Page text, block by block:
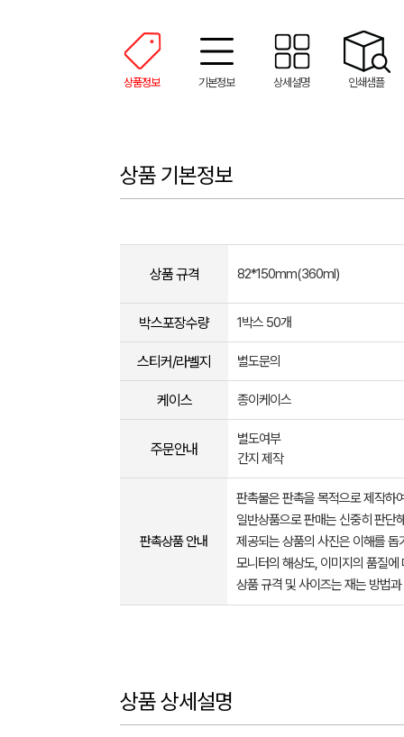
상품정보 기본정보 상세설명 인쇄샘플
상품 기본정보
상품 규격 82*150mm(360ml)
박스포장수량 1박스 50개
스티커/라벨지 별도문의
케이스 종이케이스
주문안내
별도여부
간지 제작
판촉상품 안내
판촉물은 판촉을 목적으로 제작하
일반상품으로 판매는 신중히 판단
제공되는 상품의 사진은 이해를
모니터의 해상도, 이미지의 품질
상품 규격 및 사이즈는 재는 방법
상품 상세설명